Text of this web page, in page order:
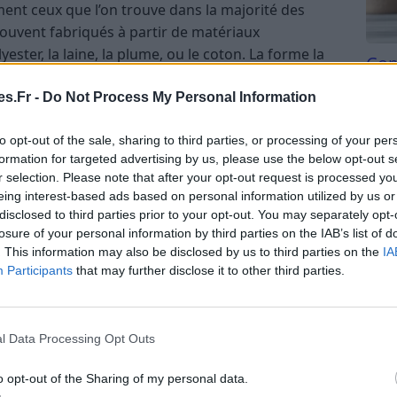
- Do Not Process My Personal Information
opt-out of the sale, sharing to third parties, or processing of your
for targeted advertising by us, please use the below opt-out
selection. Please note that after your opt-out request is processed
interest-based ads based on personal information utilized by us
to third parties prior to your opt-out. You may separately
of your personal information by third parties on the IAB’s list of
This information may also be disclosed by us to third parties on the
Participants that may further disclose it to other third parties.
Data Processing Opt Outs
opt-out of the Sharing of my personal data.
ceux que l’on trouve dans la majorité des
fabriqués à partir de matériaux
la laine, la plume, ou le coton. La forme la
épaisseur uniforme ou variable selon les
simple, souvent basé sur des sensations
ils n’ont généralement pas de forme
de la tête ou du cou. Leur but principal est de
privilégier une position particulière.
ou de douleurs cervicales si le soutien n’est pas
spécifique, durabilité variable selon les
Tri
du